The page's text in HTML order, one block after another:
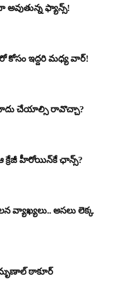
అవుతున్న ఫ్యాన్స్!
కోసం ఇద్దరి మధ్య వార్!
చేయాల్సి రావొచ్చా?
హీరోయిన్‌కే ఛాన్స్?
వ్యాఖ్యలు.. అసలు లెక్క
మృణాల్ ఠాకూర్‌